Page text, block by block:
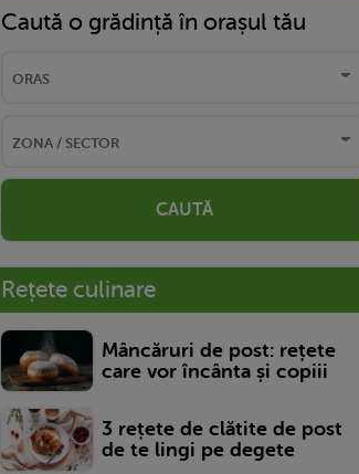
Caută o grădință în orașul tău
CAUTĂ
Rețete culinare
Mâncăruri de post: rețete
care vor încânta și copiii
3 rețete de clătite de post
de te lingi pe degete